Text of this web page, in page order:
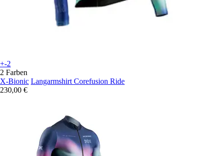
+-2
2 Farben
X-Bionic Langarmshirt Corefusion Ride
230,00 €